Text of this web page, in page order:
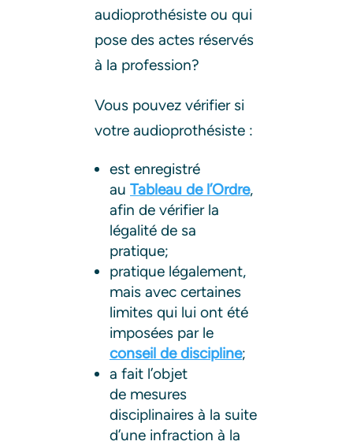
audioprothésiste ou qui
pose des actes réservés
à la profession?
Vous pouvez vérifier si
votre audioprothésiste :
est enregistré
au Tableau de l’Ordre,
afin de vérifier la
légalité de sa
pratique;
pratique légalement,
mais avec certaines
limites qui lui ont été
imposées par le
conseil de discipline;
a fait l’objet
de mesures
disciplinaires à la suite
d’une infraction à la